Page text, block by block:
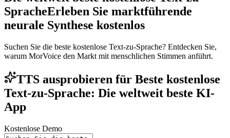
SpracheErleben Sie marktführende
neurale Synthese kostenlos
Suchen Sie die beste kostenlose Text-zu-Sprache? Entdecken Sie,
warum MorVoice den Markt mit menschlichen Stimmen anführt.
TTS ausprobieren für Beste kostenlose
Text-zu-Sprache: Die weltweit beste KI-
App
Kostenlose Demo